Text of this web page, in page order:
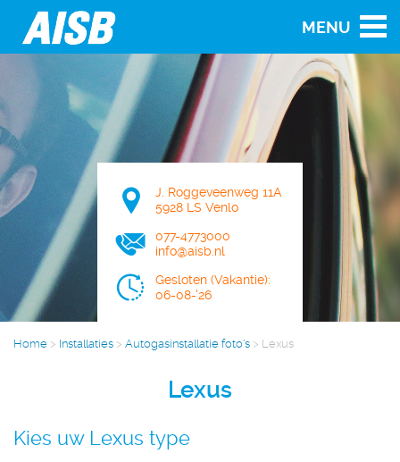
MENU
J. Roggeveenweg 11A
5928 LS Venlo
077-4773000
info@aisb.nl
Gesloten (Vakantie):
06-08-'26
Home > Installaties > Autogasinstallatie foto's > Lexus
Lexus
Kies uw Lexus type